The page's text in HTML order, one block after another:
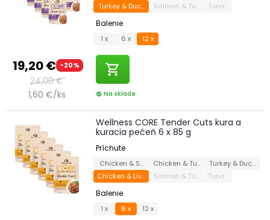
19,20 € -20%
24,00 €
1,60 €/ks
Turkey & Duck
Salmon & Tuna Tuna
Balenie
1 x 6 x 12 x
shopping_cart
check_circle Na sklade
Wellness CORE Tender Cuts kura a
kuracia pečeň 6 x 85 g
Príchute
Chicken & SalmonChicken & TurkeyTurkey & Duck
Chicken & Liver
Salmon & Tuna Tuna
Balenie
1 x 6 x 12 x